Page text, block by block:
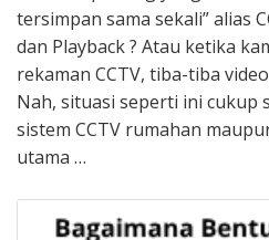
tersimpan sama sekali” alias
dan Playback ? Atau ketika
rekaman CCTV, tiba-tiba
Nah, situasi seperti ini cukup
sistem CCTV rumahan
utama …